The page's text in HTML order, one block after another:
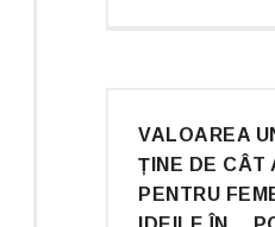
VALOAREA
ȚINE DE CÂT
PENTRU